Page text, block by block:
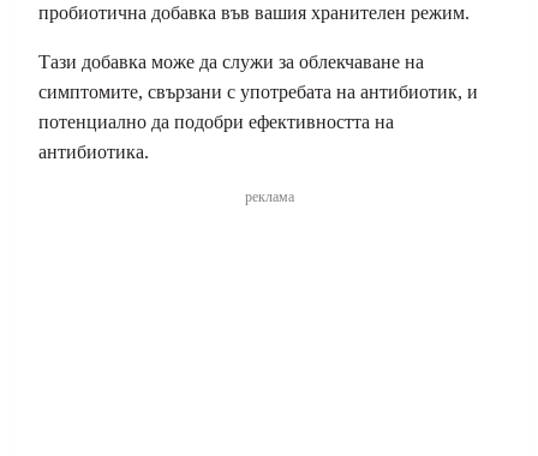
пробиотична добавка във вашия хранителен режим.
Тази добавка може да служи за облекчаване на
симптомите, свързани с употребата на антибиотик, и
потенциално да подобри ефективността на
антибиотика.
реклама